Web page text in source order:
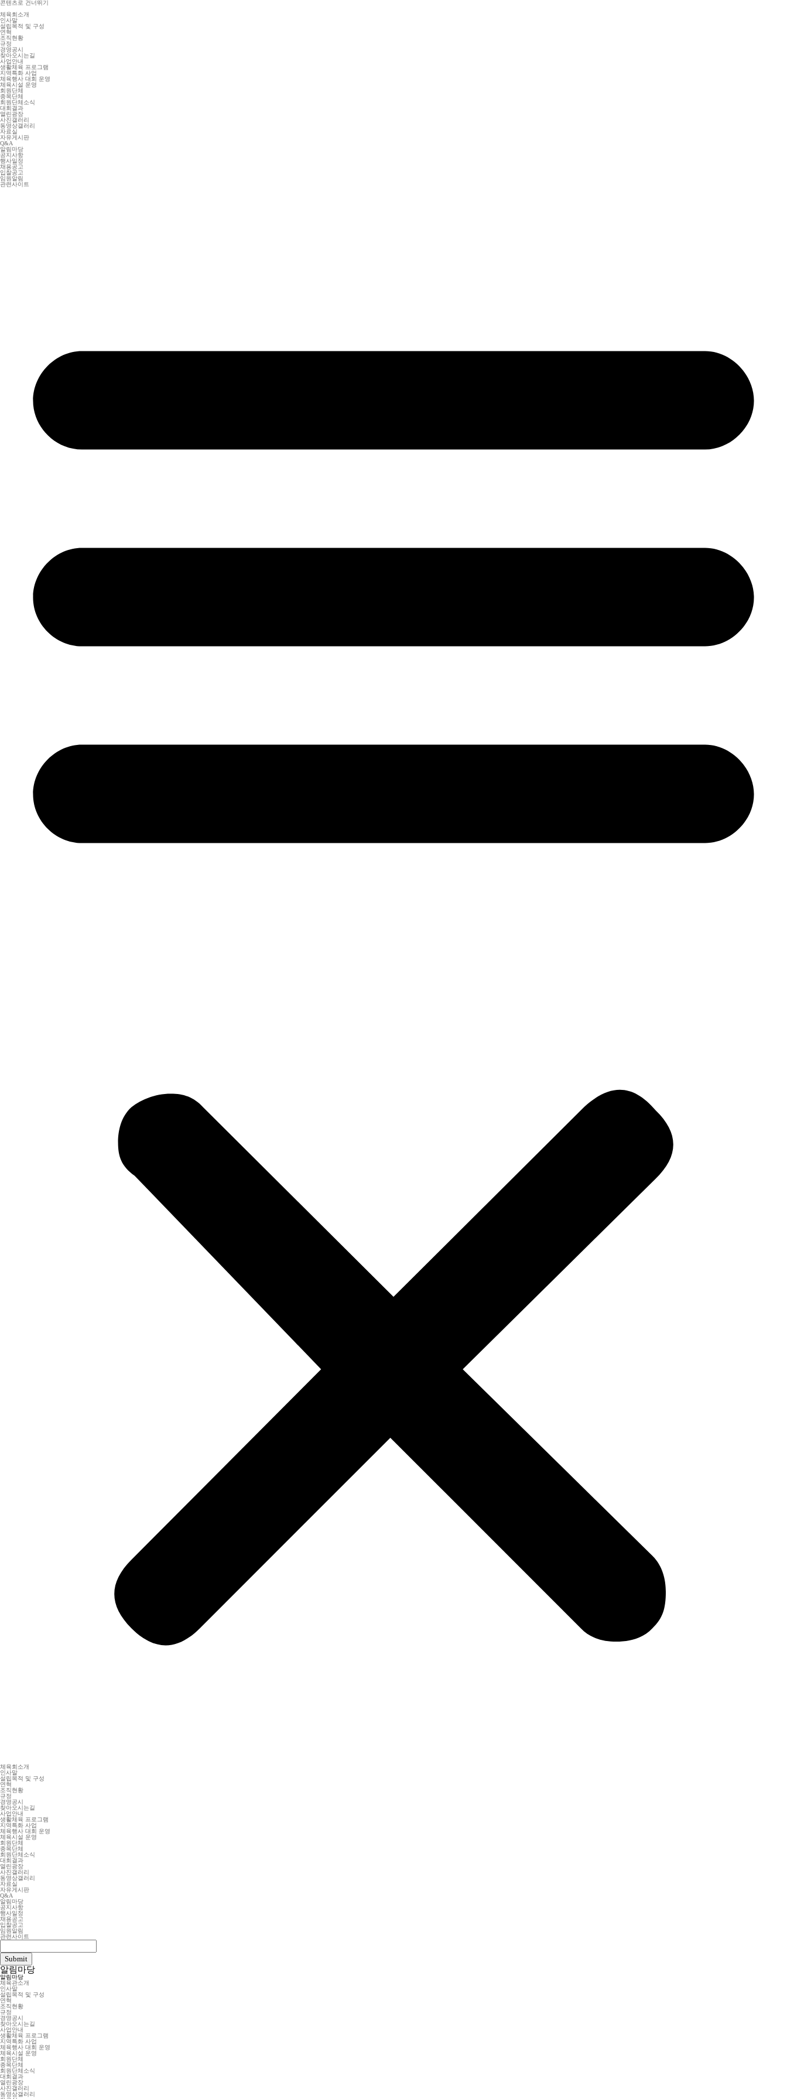
콘텐츠로 건너뛰기
체육회소개
인사말
설립목적 및 구성
연혁
조직현황
규정
경영공시
찾아오시는길
사업안내
생활체육 프로그램
지역특화 사업
체육행사 대회 운영
체육시설 운영
회원단체
종목단체
회원단체소식
대회결과
열린광장
사진갤러리
동영상갤러리
자료실
자유게시판
Q&A
알림마당
공지사항
행사일정
채용공고
입찰공고
임원알림
관련사이트
체육회소개
인사말
설립목적 및 구성
연혁
조직현황
규정
경영공시
찾아오시는길
사업안내
생활체육 프로그램
지역특화 사업
체육행사 대회 운영
체육시설 운영
회원단체
종목단체
회원단체소식
대회결과
열린광장
사진갤러리
동영상갤러리
자료실
자유게시판
Q&A
알림마당
공지사항
행사일정
채용공고
입찰공고
임원알림
관련사이트
알림마당
알림마당
체육관소개
인사말
설립목적 및 구성
연혁
조직현황
규정
경영공시
찾아오시는길
사업안내
생활체육 프로그램
지역특화 사업
체육행사 대회 운영
체육시설 운영
회원단체
종목단체
회원단체소식
대회결과
열린광장
사진갤러리
동영상갤러리